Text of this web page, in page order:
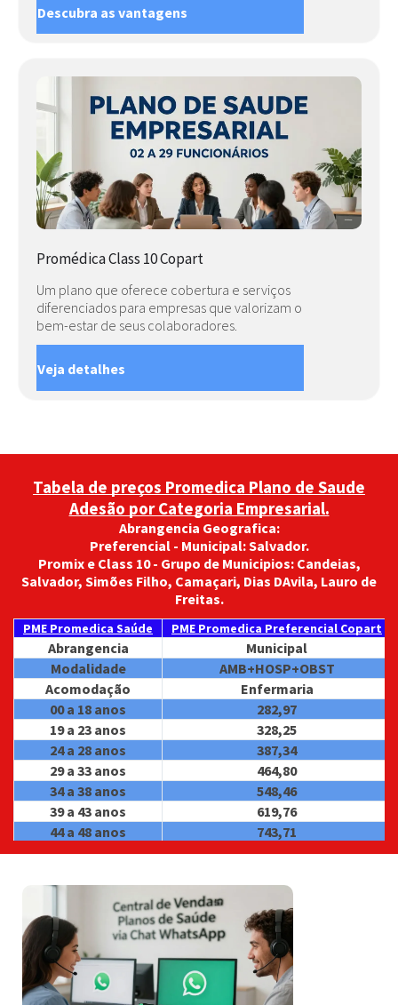
Descubra as vantagens
Promédica Class 10 Copart
Um plano que oferece cobertura e serviços
diferenciados para empresas que valorizam o
bem-estar de seus colaboradores.
Veja detalhes
Tabela de preços Promedica Plano de Saude
Adesão por Categoria Empresarial.
Abrangencia Geografica:
Preferencial - Municipal: Salvador.
Promix e Class 10 - Grupo de Municipios: Candeias,
Salvador, Simões Filho, Camaçari, Dias DAvila, Lauro de
Freitas.
PME Promedica Saúde PME Promedica Preferencial Copart
Abrangencia
Municipal
Modalidade
AMB+HOSP+OBST
Acomodação
Enfermaria
00 a 18 anos
282,97
19 a 23 anos
328,25
24 a 28 anos
387,34
29 a 33 anos
464,80
34 a 38 anos
548,46
39 a 43 anos
619,76
44 a 48 anos
743,71
49 a 53 anos
873,86
59 anos ou +
1.692,67
Coparticipativo
Coparticipativo
VALIDADE
30/04/2027